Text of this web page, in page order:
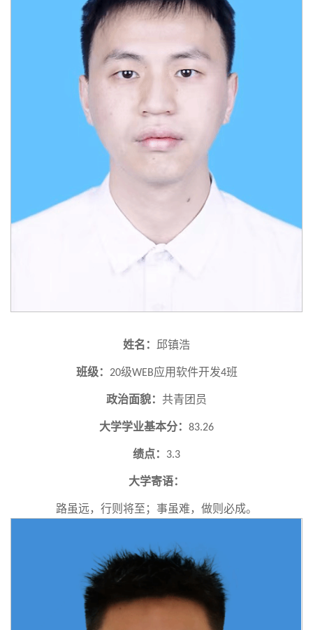
姓名： 邱镇浩
班级： 20级WEB应用软件开发4班
政治面貌： 共青团员
大学学业基本分： 83.26
绩点： 3.3
大学寄语：
路虽远，行则将至；事虽难，做则必成。